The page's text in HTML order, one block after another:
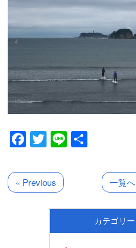
Facebook
Twitter
Line
« Previous 一覧へ
カテゴリー